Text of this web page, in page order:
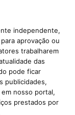
independente,
aprovação ou
trabalharem
das
pode ficar
publicidades,
nosso portal,
prestados por